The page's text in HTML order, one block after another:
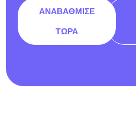
ΑΝΑΒΆΘΜΙΣΕ
ΤΏΡΑ